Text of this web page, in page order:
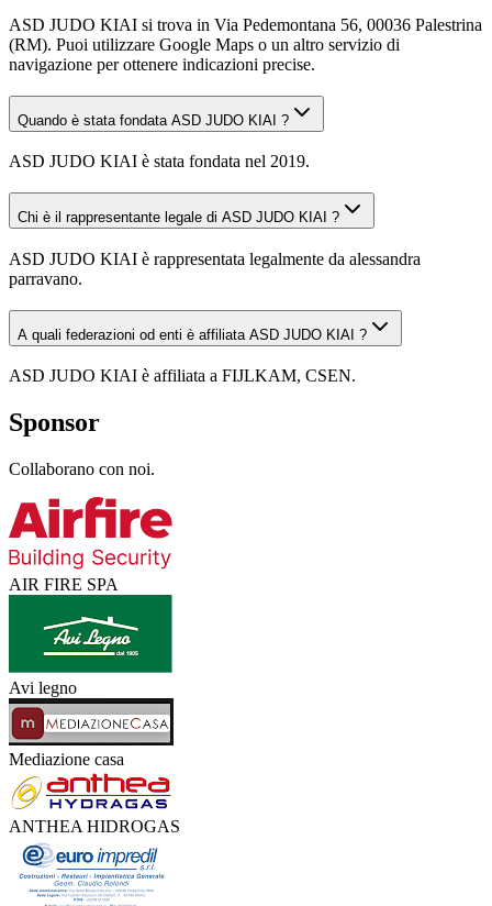
ASD JUDO KIAI si trova in Via Pedemontana 56, 00036 Palestrina
(RM). Puoi utilizzare Google Maps o un altro servizio di
navigazione per ottenere indicazioni precise.
Quando è stata fondata ASD JUDO KIAI ?
ASD JUDO KIAI è stata fondata nel 2019.
Chi è il rappresentante legale di ASD JUDO KIAI ?
ASD JUDO KIAI è rappresentata legalmente da alessandra
parravano.
A quali federazioni od enti è affiliata ASD JUDO KIAI ?
ASD JUDO KIAI è affiliata a FIJLKAM, CSEN.
Sponsor
Collaborano con noi.
AIR FIRE SPA
Avi legno
Mediazione casa
ANTHEA HIDROGAS